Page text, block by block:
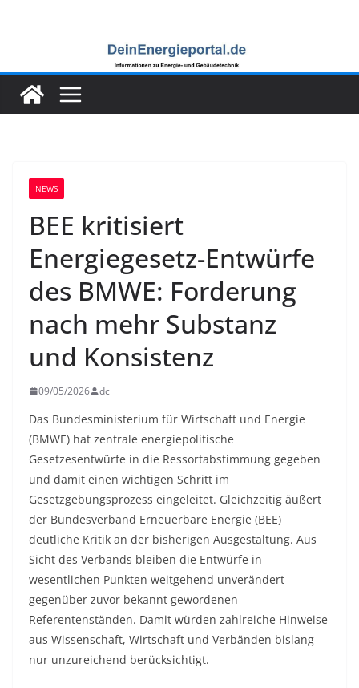
NEWS
BEE kritisiert
Energiegesetz-Entwürfe
des BMWE: Forderung
nach mehr Substanz
und Konsistenz
09/05/2026 dc
Das Bundesministerium für Wirtschaft und Energie
(BMWE) hat zentrale energiepolitische
Gesetzesentwürfe in die Ressortabstimmung gegeben
und damit einen wichtigen Schritt im
Gesetzgebungsprozess eingeleitet. Gleichzeitig äußert
der Bundesverband Erneuerbare Energie (BEE)
deutliche Kritik an der bisherigen Ausgestaltung. Aus
Sicht des Verbands bleiben die Entwürfe in
wesentlichen Punkten weitgehend unverändert
gegenüber zuvor bekannt gewordenen
Referentenständen. Damit würden zahlreiche Hinweise
aus Wissenschaft, Wirtschaft und Verbänden bislang
nur unzureichend berücksichtigt.